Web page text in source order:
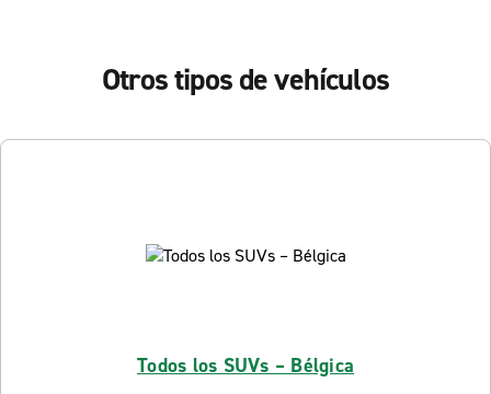
Otros tipos de vehículos
Todos los SUVs – Bélgica